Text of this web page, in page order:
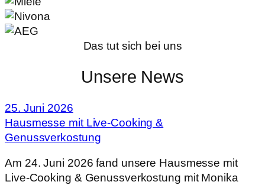
Das tut sich bei uns
Unsere News
25. Juni 2026
Hausmesse mit Live-Cooking &
Genussverkostung
Am 24. Juni 2026 fand unsere Hausmesse mit
Live-Cooking & Genussverkostung mit Monika